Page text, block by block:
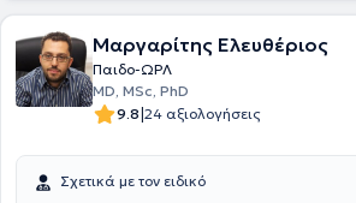
Μαργαρίτης Ελευθέριος
Παιδο-ΩΡΛ
MD, MSc, PhD
9.8|24 αξιολογήσεις
Σχετικά με τον ειδικό